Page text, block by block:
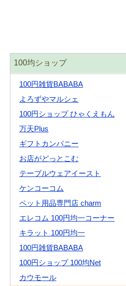
100均ショップ
100円雑貨BABABA
よろずやマルシェ
100円ショップ ひゃくえもん
万天Plus
ギフトカンパニー
お店がどっとこむ
テーブルウェアイースト
ケンコーコム
ペット用品専門店 charm
エレコム 100円均一コーナー
キラット 100円均一
100円雑貨BABABA
100円ショップ 100均Net
カウモール